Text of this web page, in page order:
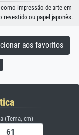
impressão de arte em
revestido ou papel japonês.
aos favoritos
(Tema, cm)